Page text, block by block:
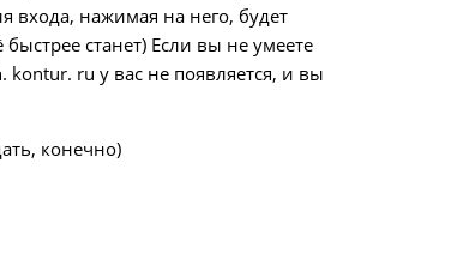
входа, нажимая на него, будет
станет) Если вы не умеете
kontur. ru у вас не появляется, и вы
конечно)